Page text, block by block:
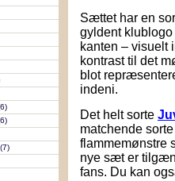
(7)
Sættet har en
gyldent
kanten – visuelt
kontrast til det
blot
indeni.
Det helt sorte
matchende
flammemønstre
nye sæt er
fans. Du kan